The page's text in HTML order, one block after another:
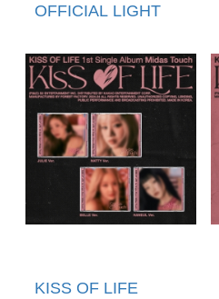
OFFICIAL LIGHT
KISS OF LIFE